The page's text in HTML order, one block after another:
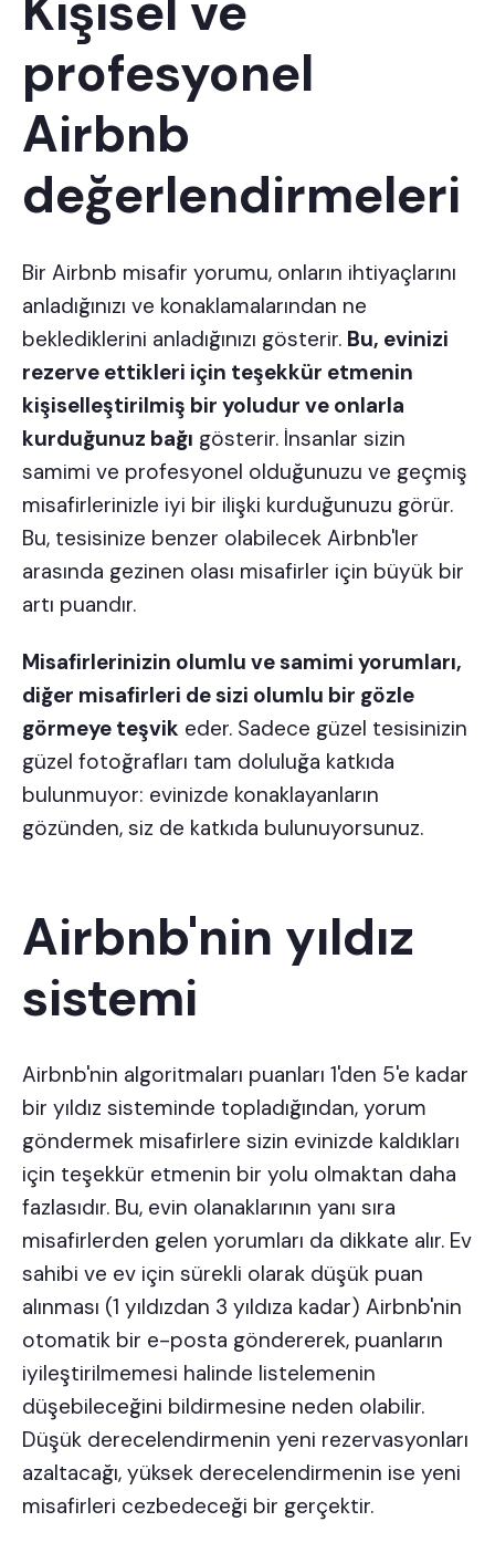
profesyonel
Airbnb
değerlendirmeleri
Bir Airbnb misafir yorumu, onların ihtiyaçlarını
anladığınızı ve konaklamalarından ne
beklediklerini anladığınızı gösterir. Bu, evinizi
rezerve ettikleri için teşekkür etmenin
kişiselleştirilmiş bir yoludur ve onlarla
kurduğunuz bağı gösterir. İnsanlar sizin
samimi ve profesyonel olduğunuzu ve geçmiş
misafirlerinizle iyi bir ilişki kurduğunuzu görür.
Bu, tesisinize benzer olabilecek Airbnb'ler
arasında gezinen olası misafirler için büyük bir
artı puandır.
Misafirlerinizin olumlu ve samimi yorumları,
diğer misafirleri de sizi olumlu bir gözle
görmeye teşvik eder. Sadece güzel tesisinizin
güzel fotoğrafları tam doluluğa katkıda
bulunmuyor: evinizde konaklayanların
gözünden, siz de katkıda bulunuyorsunuz.
Airbnb'nin yıldız
sistemi
Airbnb'nin algoritmaları puanları 1'den 5'e kadar
bir yıldız sisteminde topladığından, yorum
göndermek misafirlere sizin evinizde kaldıkları
için teşekkür etmenin bir yolu olmaktan daha
fazlasıdır. Bu, evin olanaklarının yanı sıra
misafirlerden gelen yorumları da dikkate alır. Ev
sahibi ve ev için sürekli olarak düşük puan
alınması (1 yıldızdan 3 yıldıza kadar) Airbnb'nin
otomatik bir e-posta göndererek, puanların
iyileştirilmemesi halinde listelemenin
düşebileceğini bildirmesine neden olabilir.
Düşük derecelendirmenin yeni rezervasyonları
azaltacağı, yüksek derecelendirmenin ise yeni
misafirleri cezbedeceği bir gerçektir.